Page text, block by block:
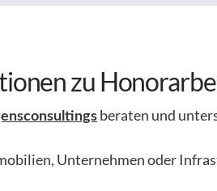
zu
beraten und
Unternehmen oder